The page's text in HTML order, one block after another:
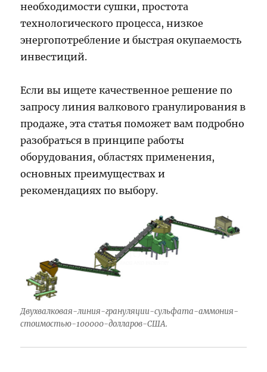
необходимости сушки, простота
технологического процесса, низкое
энергопотребление и быстрая окупаемость
инвестиций.
Если вы ищете качественное решение по
запросу линия валкового гранулирования в
продаже, эта статья поможет вам подробно
разобраться в принципе работы
оборудования, областях применения,
основных преимуществах и
рекомендациях по выбору.
Двухвалковая-линия-грануляции-сульфата-аммония-
стоимостью-100000-долларов-США.